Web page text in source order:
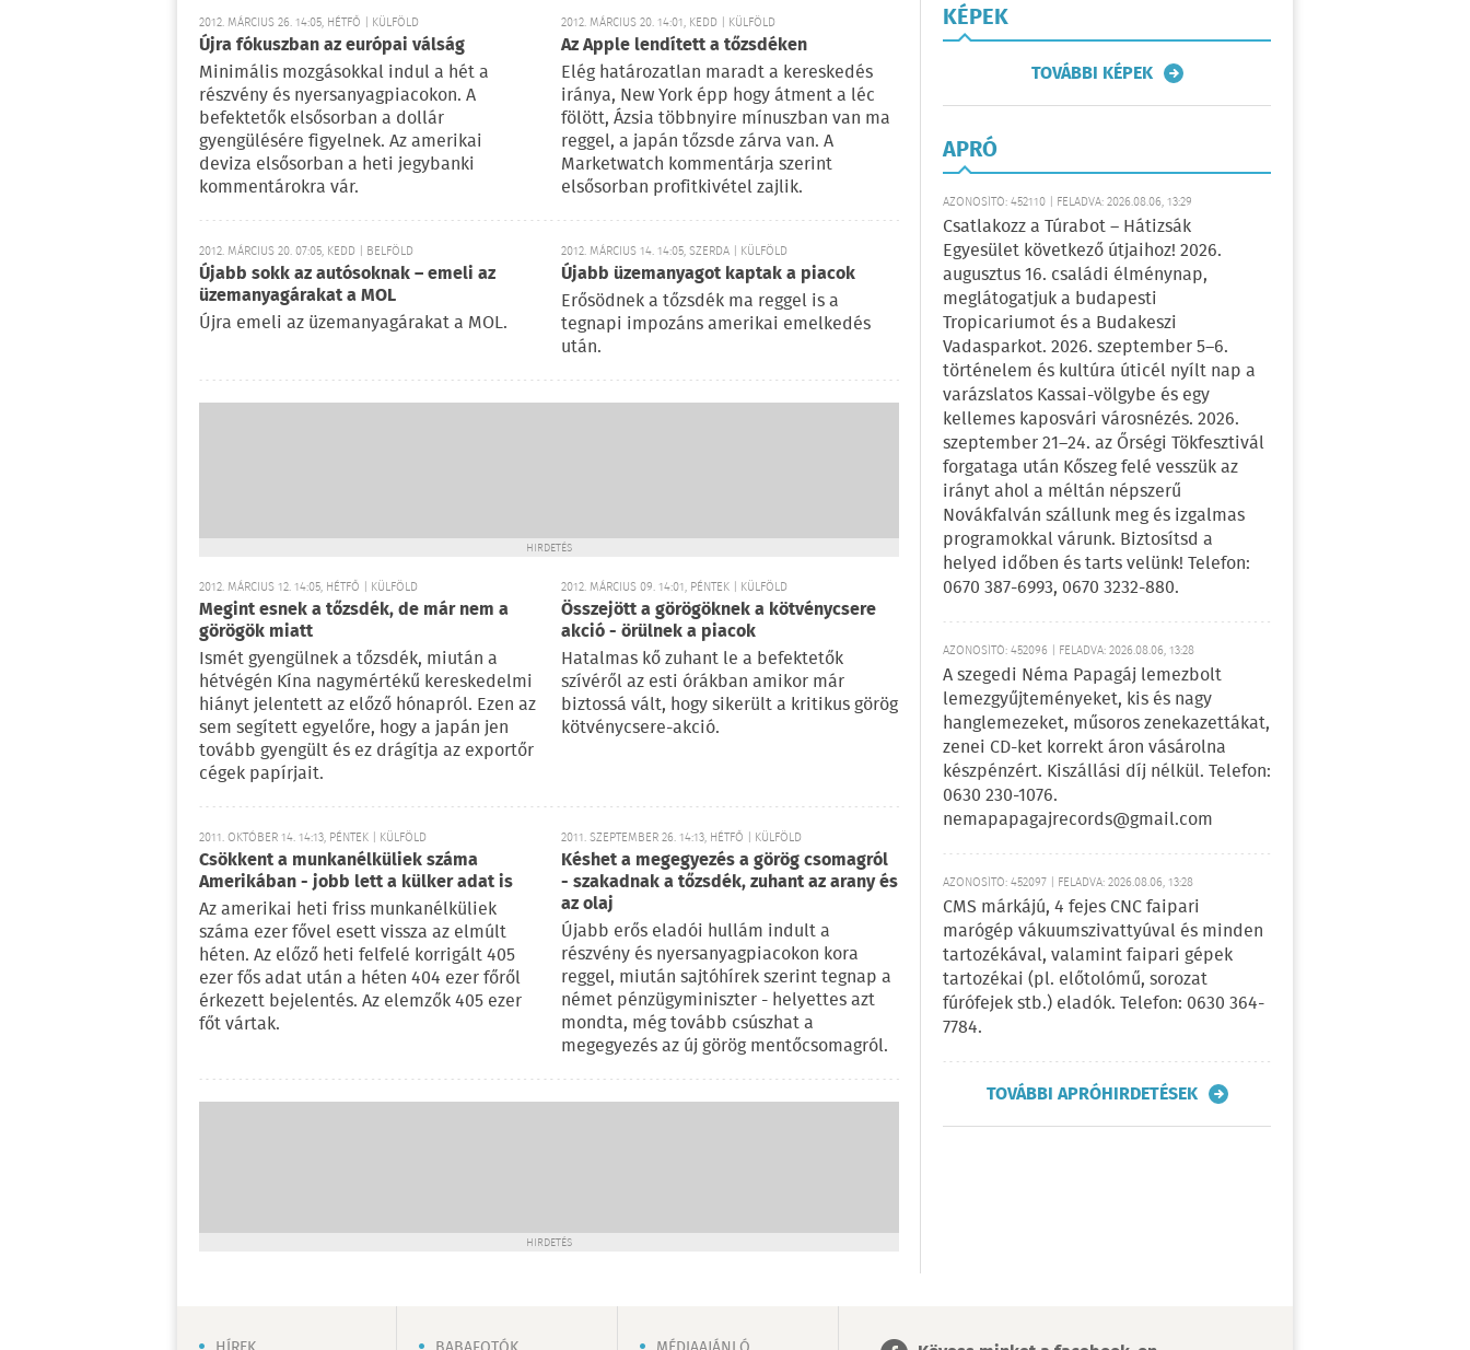
2012. MÁRCIUS 26. 14:05, HÉTFŐ | KÜLFÖLD
Újra fókuszban az európai válság
Minimális mozgásokkal indul a hét a
részvény és nyersanyagpiacokon. A
befektetők elsősorban a dollár
gyengülésére figyelnek. Az amerikai
deviza elsősorban a heti jegybanki
kommentárokra vár.
2012. MÁRCIUS 20. 14:01, KEDD | KÜLFÖLD
Az Apple lendített a tőzsdéken
Elég határozatlan maradt a kereskedés
iránya, New York épp hogy átment a léc
fölött, Ázsia többnyire mínuszban van ma
reggel, a japán tőzsde zárva van. A
Marketwatch kommentárja szerint
elsősorban profitkivétel zajlik.
2012. MÁRCIUS 20. 07:05, KEDD | BELFÖLD
Újabb sokk az autósoknak – emeli az
üzemanyagárakat a MOL
Újra emeli az üzemanyagárakat a MOL.
2012. MÁRCIUS 14. 14:05, SZERDA | KÜLFÖLD
Újabb üzemanyagot kaptak a piacok
Erősödnek a tőzsdék ma reggel is a
tegnapi impozáns amerikai emelkedés
után.
HIRDETÉS
2012. MÁRCIUS 12. 14:05, HÉTFŐ | KÜLFÖLD
Megint esnek a tőzsdék, de már nem a
görögök miatt
Ismét gyengülnek a tőzsdék, miután a
hétvégén Kína nagymértékű kereskedelmi
hiányt jelentett az előző hónapról. Ezen az
sem segített egyelőre, hogy a japán jen
tovább gyengült és ez drágítja az exportőr
cégek papírjait.
2012. MÁRCIUS 09. 14:01, PÉNTEK | KÜLFÖLD
Összejött a görögöknek a kötvénycsere
akció - örülnek a piacok
Hatalmas kő zuhant le a befektetők
szívéről az esti órákban amikor már
biztossá vált, hogy sikerült a kritikus görög
kötvénycsere-akció.
2011. OKTÓBER 14. 14:13, PÉNTEK | KÜLFÖLD
Csökkent a munkanélküliek száma
Amerikában - jobb lett a külker adat is
Az amerikai heti friss munkanélküliek
száma ezer fővel esett vissza az elmúlt
héten. Az előző heti felfelé korrigált 405
ezer fős adat után a héten 404 ezer főről
érkezett bejelentés. Az elemzők 405 ezer
főt vártak.
2011. SZEPTEMBER 26. 14:13, HÉTFŐ | KÜLFÖLD
Késhet a megegyezés a görög csomagról
- szakadnak a tőzsdék, zuhant az arany és
az olaj
Újabb erős eladói hullám indult a
részvény és nyersanyagpiacokon kora
reggel, miután sajtóhírek szerint tegnap a
német pénzügyminiszter - helyettes azt
mondta, még tovább csúszhat a
megegyezés az új görög mentőcsomagról.
HIRDETÉS
KÉPEK
TOVÁBBI KÉPEK
APRÓ
AZONOSÍTÓ: 452110 | FELADVA: 2026.08.06, 13:29
Csatlakozz a Túrabot – Hátizsák
Egyesület következő útjaihoz! 2026.
augusztus 16. családi élménynap,
meglátogatjuk a budapesti
Tropicariumot és a Budakeszi
Vadasparkot. 2026. szeptember 5–6.
történelem és kultúra úticél nyílt nap a
varázslatos Kassai-völgybe és egy
kellemes kaposvári városnézés. 2026.
szeptember 21–24. az Őrségi Tökfesztivál
forgataga után Kőszeg felé vesszük az
irányt ahol a méltán népszerű
Novákfalván szállunk meg és izgalmas
programokkal várunk. Biztosítsd a
helyed időben és tarts velünk! Telefon:
0670 387-6993, 0670 3232-880.
AZONOSÍTÓ: 452096 | FELADVA: 2026.08.06, 13:28
A szegedi Néma Papagáj lemezbolt
lemezgyűjteményeket, kis és nagy
hanglemezeket, műsoros zenekazettákat,
zenei CD-ket korrekt áron vásárolna
készpénzért. Kiszállási díj nélkül. Telefon:
0630 230-1076.
nemapapagajrecords@gmail.com
AZONOSÍTÓ: 452097 | FELADVA: 2026.08.06, 13:28
CMS márkájú, 4 fejes CNC faipari
marógép vákuumszivattyúval és minden
tartozékával, valamint faipari gépek
tartozékai (pl. előtolómű, sorozat
fúrófejek stb.) eladók. Telefon: 0630 364-
7784.
TOVÁBBI APRÓHIRDETÉSEK